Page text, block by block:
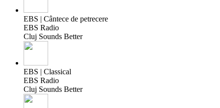
EBS | Cântece de petrecere
EBS Radio
Cluj Sounds Better
EBS | Classical
EBS Radio
Cluj Sounds Better